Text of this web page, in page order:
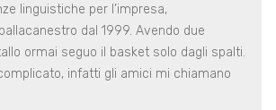
linguistiche per l’impresa,
dal 1999. Avendo due
ormai seguo il basket solo dagli spalti.
infatti gli amici mi chiamano